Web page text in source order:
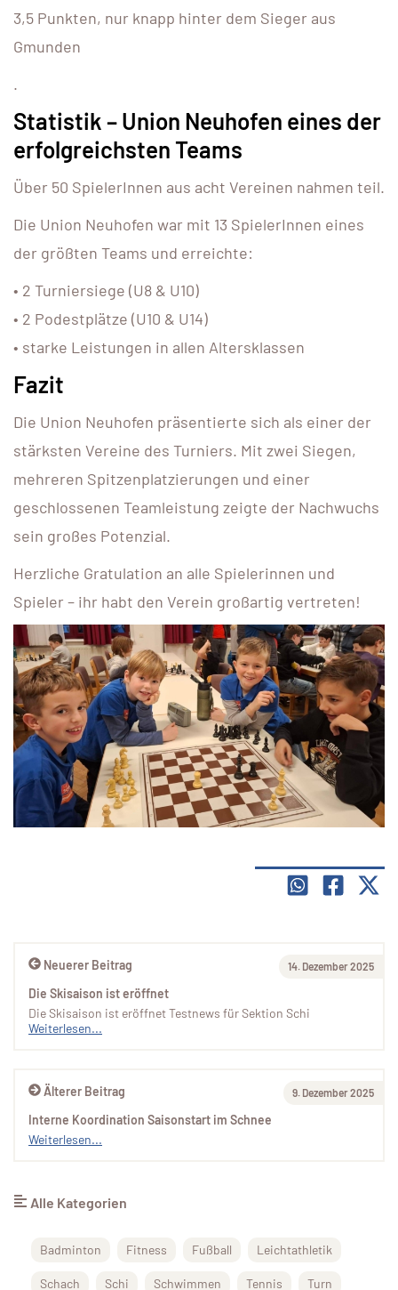
3,5 Punkten, nur knapp hinter dem Sieger aus
Gmunden
.
Statistik – Union Neuhofen eines der
erfolgreichsten Teams
Über 50 SpielerInnen aus acht Vereinen nahmen teil.
Die Union Neuhofen war mit 13 SpielerInnen eines
der größten Teams und erreichte:
• 2 Turniersiege (U8 & U10)
• 2 Podestplätze (U10 & U14)
• starke Leistungen in allen Altersklassen
Fazit
Die Union Neuhofen präsentierte sich als einer der
stärksten Vereine des Turniers. Mit zwei Siegen,
mehreren Spitzenplatzierungen und einer
geschlossenen Teamleistung zeigte der Nachwuchs
sein großes Potenzial.
Herzliche Gratulation an alle Spielerinnen und
Spieler – ihr habt den Verein großartig vertreten!
Älterer Beitrag 9. Dezember 2025
Interne Koordination Saisonstart im Schnee
Weiterlesen...
Neuerer Beitrag 14. Dezember 2025
Die Skisaison ist eröffnet
Die Skisaison ist eröffnet Testnews für Sektion Schi
Weiterlesen...
Alle Kategorien
Badminton Fitness Fußball Leichtathletik
Schach Schi Schwimmen Tennis Turn